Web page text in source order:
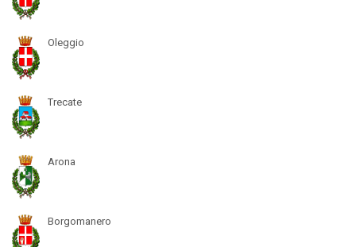
Oleggio
Trecate
Arona
Borgomanero